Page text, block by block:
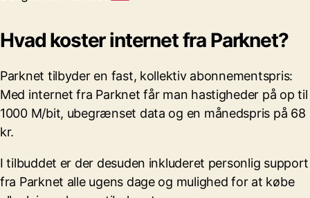
Hvad koster internet fra Parknet?
Parknet tilbyder en fast, kollektiv abonnementspris:
Med internet fra Parknet får man hastigheder på op til
1000 M/bit, ubegrænset data og en månedspris på 68
kr.
I tilbuddet er der desuden inkluderet personlig support
fra Parknet alle ugens dage og mulighed for at købe